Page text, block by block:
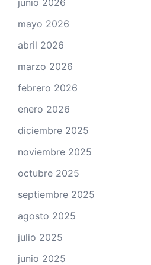
junio 2026
mayo 2026
abril 2026
marzo 2026
febrero 2026
enero 2026
diciembre 2025
noviembre 2025
octubre 2025
septiembre 2025
agosto 2025
julio 2025
junio 2025